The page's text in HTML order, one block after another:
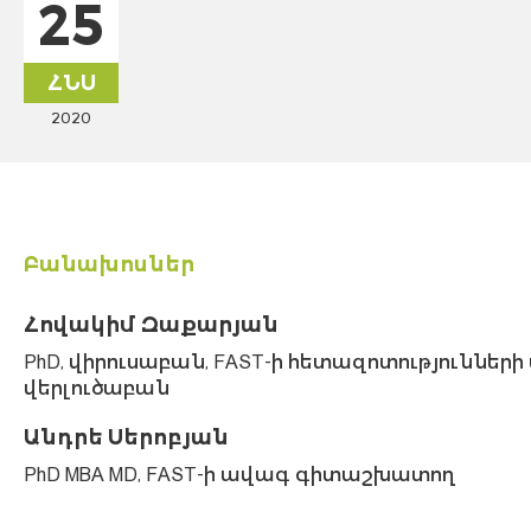
25
ՀՆՍ
2020
Բանախոսներ
Հովակիմ Զաքարյան
PhD, վիրուսաբան, FAST-ի
վերլուծաբան
Անդրե Սերոբյան
PhD MBA MD, FAST-ի ավագ գիտաշխատող